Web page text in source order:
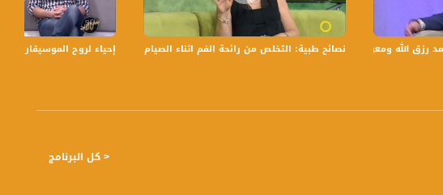
إحياء لروح الموسيقار
نصائح طبية: التخلص من رائحة الفم اثناء الصيام،معاذ جمعه شواهنة،سهير سلمانومعروف محروم - الجزء الثاني- 7-4-2016- #شو_بالبلد-مساواة
الداخل
< كل البرنامج